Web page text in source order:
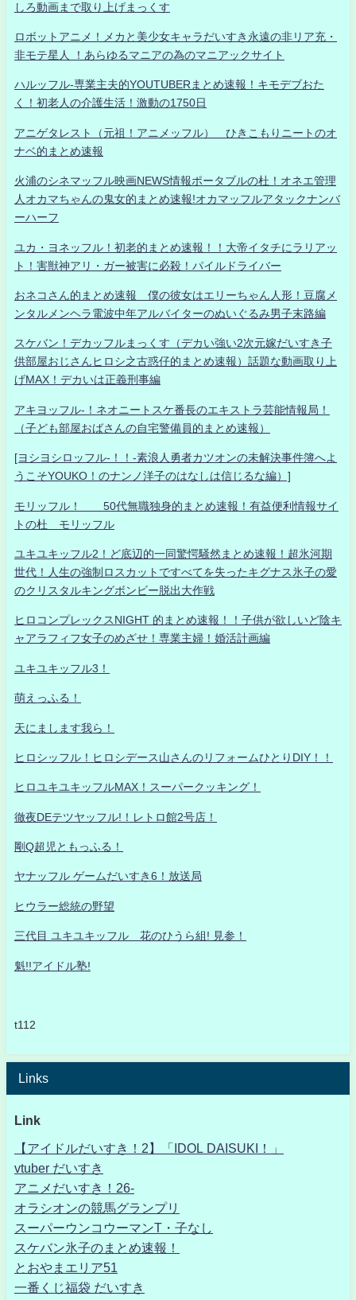
しろ動画まで取り上げまっくす
ロボットアニメ！メカと美少女キャラだいすき永遠の非リア充・
非モテ星人 ！あらゆるマニアの為のマニアックサイト
ハルッフル-専業主夫的YOUTUBERまとめ速報！キモデブおた
く！初老人の介護生活！激動の1750日
アニゲタレスト（元祖！アニメッフル） ひきこもりニートのオ
ナベ的まとめ速報
火浦のシネマッフル映画NEWS情報ポータブルの杜！オネエ管理
人オカマちゃんの鬼女的まとめ速報!オカマッフルアタックナンバ
ーハーフ
ユカ・ヨネッフル！初老的まとめ速報！！大帝イタチにラリアッ
ト！害獣神アリ・ガー被害に必殺！パイルドライバー
おネコさん的まとめ速報 僕の彼女はエリーちゃん人形！豆腐メ
ンタルメンヘラ電波中年アルバイターのぬいぐるみ男子末路編
スケバン！デカッフルまっくす（デカい強い2次元嫁だいすき子
供部屋おじさんヒロシ之古惑仔的まとめ速報）話題な動画取り上
げMAX！デカいは正義刑事編
アキヨッフル-！ネオニートスケ番長のエキストラ芸能情報局！
（子ども部屋おばさんの自宅警備員的まとめ速報）
[ヨシヨシロッフル-！！-素浪人勇者カツオンの未解決事件簿へよ
うこそYOUKO！のナンノ洋子のはなしは信じるな編）]
モリッフル！ 50代無職独身的まとめ速報！有益便利情報サイ
トの杜 モリッフル
ユキユキッフル2！ど底辺的一同驚愕騒然まとめ速報！超氷河期
世代！人生の強制ロスカットですべてを失ったキグナス氷子の愛
のクリスタルキングボンビー脱出大作戦
ヒロコンプレックスNIGHT 的まとめ速報！！子供が欲しいど陰キ
ャアラフィフ女子のめざせ！専業主婦！婚活計画編
ユキユキッフル3！
萌えっふる！
天にまします我ら！
ヒロシッフル！ヒロシデース山さんのリフォームひとりDIY！！
ヒロユキユキッフルMAX！スーパークッキング！
徹夜DEテツヤッフル!！レトロ館2号店！
剛Q超児ともっふる！
ヤナッフル ゲームだいすき6！放送局
ヒウラー総統の野望
三代目 ユキユキッフル 花のひうら組! 見参！
魁!!アイドル塾!
t112
Links
Link
【アイドルだいすき！2】「IDOL DAISUKI！」
vtuber だいすき
アニメだいすき！26-
オラシオンの競馬グランプリ
スーパーウンコウーマンT・子なし
スケバン氷子のまとめ速報！
とおやまエリア51
一番くじ福袋 だいすき